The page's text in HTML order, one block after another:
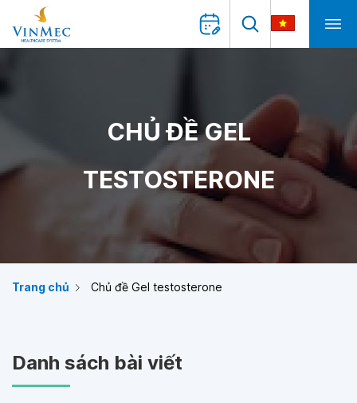
CHỦ ĐỀ GEL
TESTOSTERONE
Trang chủ Chủ đề Gel testosterone
Danh sách bài viết